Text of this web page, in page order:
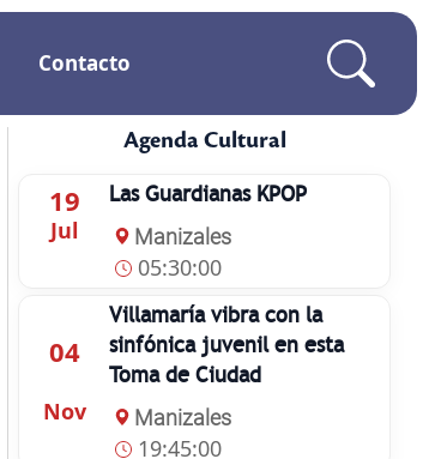
Contacto
Agenda Cultural
Las Guardianas KPOP
19
Jul Manizales
05:30:00
Villamaría vibra con la
sinfónica juvenil en esta
Toma de Ciudad
04
Nov Manizales
19:45:00